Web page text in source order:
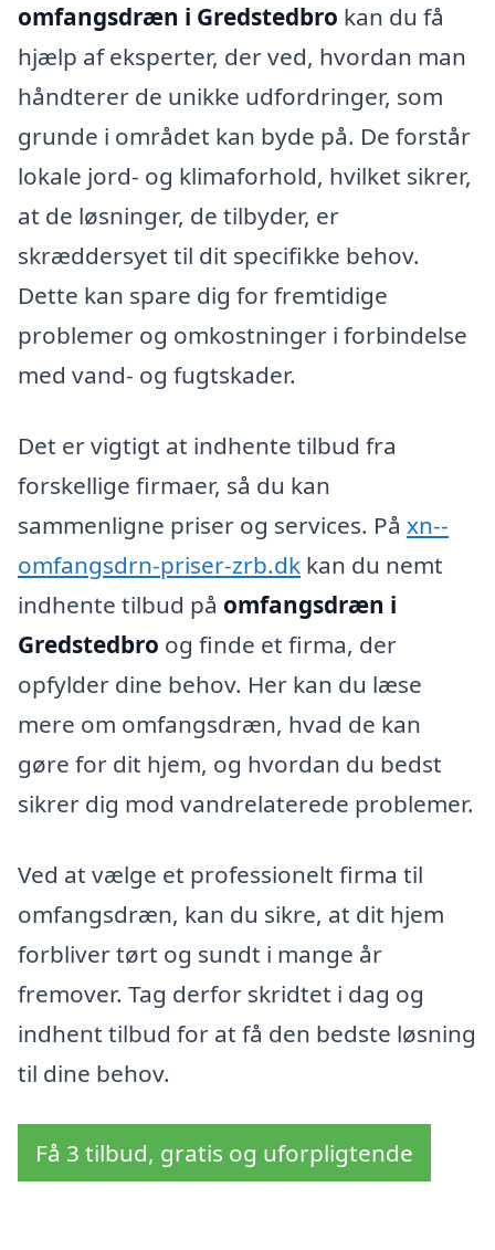
omfangsdræn i Gredstedbro kan du få
hjælp af eksperter, der ved, hvordan man
håndterer de unikke udfordringer, som
grunde i området kan byde på. De forstår
lokale jord- og klimaforhold, hvilket sikrer,
at de løsninger, de tilbyder, er
skræddersyet til dit specifikke behov.
Dette kan spare dig for fremtidige
problemer og omkostninger i forbindelse
med vand- og fugtskader.
Det er vigtigt at indhente tilbud fra
forskellige firmaer, så du kan
sammenligne priser og services. På xn--
omfangsdrn-priser-zrb.dk kan du nemt
indhente tilbud på omfangsdræn i
Gredstedbro og finde et firma, der
opfylder dine behov. Her kan du læse
mere om omfangsdræn, hvad de kan
gøre for dit hjem, og hvordan du bedst
sikrer dig mod vandrelaterede problemer.
Ved at vælge et professionelt firma til
omfangsdræn, kan du sikre, at dit hjem
forbliver tørt og sundt i mange år
fremover. Tag derfor skridtet i dag og
indhent tilbud for at få den bedste løsning
til dine behov.
Få 3 tilbud, gratis og uforpligtende